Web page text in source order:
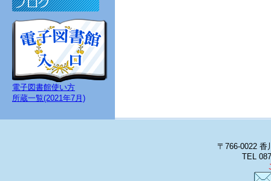
電子図書館使い方
所蔵一覧(2021年7月)
〒766-0022 香
TEL